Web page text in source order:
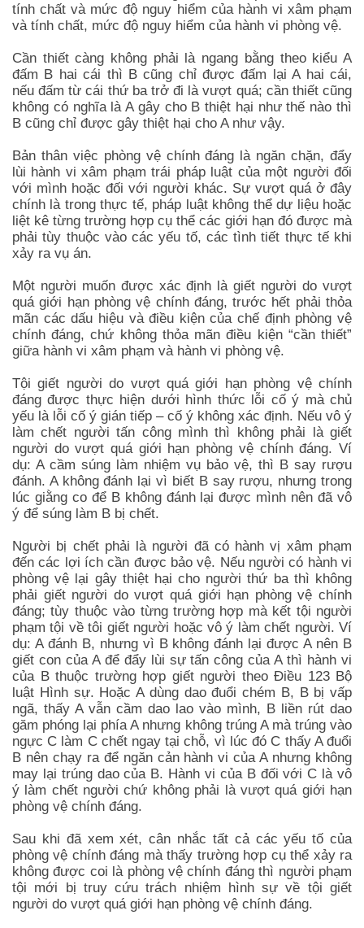
tính chất và mức độ nguy hiểm của hành vi xâm phạm
và tính chất, mức độ nguy hiểm của hành vi phòng vệ.
Cần thiết càng không phải là ngang bằng theo kiểu A
đấm B hai cái thì B cũng chỉ được đấm lại A hai cái,
nếu đấm từ cái thứ ba trở đi là vượt quá; cần thiết cũng
không có nghĩa là A gây cho B thiệt hại như thế nào thì
B cũng chỉ được gây thiệt hại cho A như vậy.
Bản thân việc phòng vệ chính đáng là ngăn chặn, đẩy
lùi hành vi xâm phạm trái pháp luật của một người đối
với mình hoặc đối với người khác. Sự vượt quá ở đây
chính là trong thực tế, pháp luật không thể dự liệu hoặc
liệt kê từng trường hợp cụ thể các giới hạn đó được mà
phải tùy thuộc vào các yếu tố, các tình tiết thực tế khi
xảy ra vụ án.
Một người muốn được xác định là giết người do vượt
quá giới hạn phòng vệ chính đáng, trước hết phải thỏa
mãn các dấu hiệu và điều kiện của chế định phòng vệ
chính đáng, chứ không thỏa mãn điều kiện “cần thiết”
giữa hành vi xâm phạm và hành vi phòng vệ.
Tội giết người do vượt quá giới hạn phòng vệ chính
đáng được thực hiện dưới hình thức lỗi cố ý mà chủ
yếu là lỗi cố ý gián tiếp – cố ý không xác định. Nếu vô ý
làm chết người tấn công mình thì không phải là giết
người do vượt quá giới hạn phòng vệ chính đáng. Ví
dụ: A cầm súng làm nhiệm vụ bảo vệ, thì B say rượu
đánh. A không đánh lại vì biết B say rượu, nhưng trong
lúc giằng co để B không đánh lại được mình nên đã vô
ý để súng làm B bị chết.
Người bị chết phải là người đã có hành vị xâm phạm
đến các lợi ích cần được bảo vệ. Nếu người có hành vi
phòng vệ lại gây thiệt hại cho người thứ ba thì không
phải giết người do vượt quá giới hạn phòng vệ chính
đáng; tùy thuộc vào từng trường hợp mà kết tội người
phạm tội về tôi giết người hoặc vô ý làm chết người. Ví
dụ: A đánh B, nhưng vì B không đánh lại được A nên B
giết con của A để đẩy lùi sự tấn công của A thì hành vi
của B thuộc trường hợp giết người theo Điều 123 Bộ
luật Hình sự. Hoặc A dùng dao đuổi chém B, B bị vấp
ngã, thấy A vẫn cầm dao lao vào mình, B liền rút dao
găm phóng lại phía A nhưng không trúng A mà trúng vào
ngực C làm C chết ngay tại chỗ, vì lúc đó C thấy A đuổi
B nên chạy ra để ngăn cản hành vi của A nhưng không
may lại trúng dao của B. Hành vi của B đối với C là vô
ý làm chết người chứ không phải là vượt quá giới hạn
phòng vệ chính đáng.
Sau khi đã xem xét, cân nhắc tất cả các yếu tố của
phòng vệ chính đáng mà thấy trường hợp cụ thể xảy ra
không được coi là phòng vệ chính đáng thì người phạm
tội mới bị truy cứu trách nhiệm hình sự về tội giết
người do vượt quá giới hạn phòng vệ chính đáng.